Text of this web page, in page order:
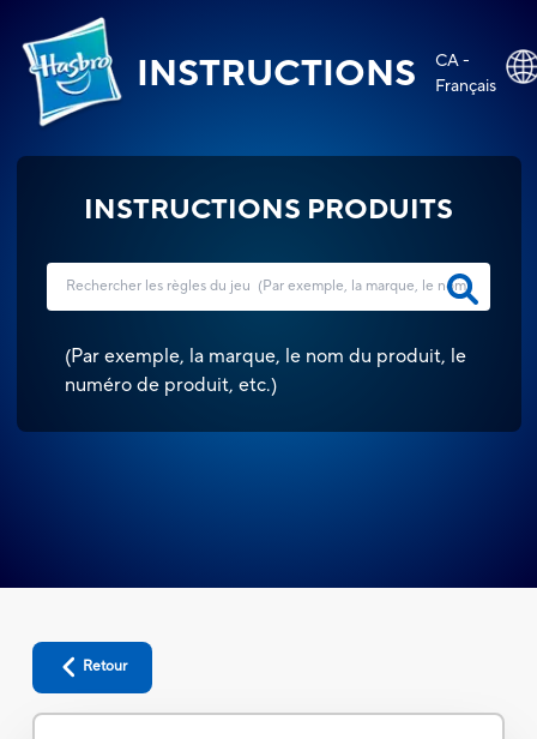
INSTRUCTIONS
CA -
Français
INSTRUCTIONS PRODUITS
(Par exemple, la marque, le nom du produit, le
numéro de produit, etc.)
Retour